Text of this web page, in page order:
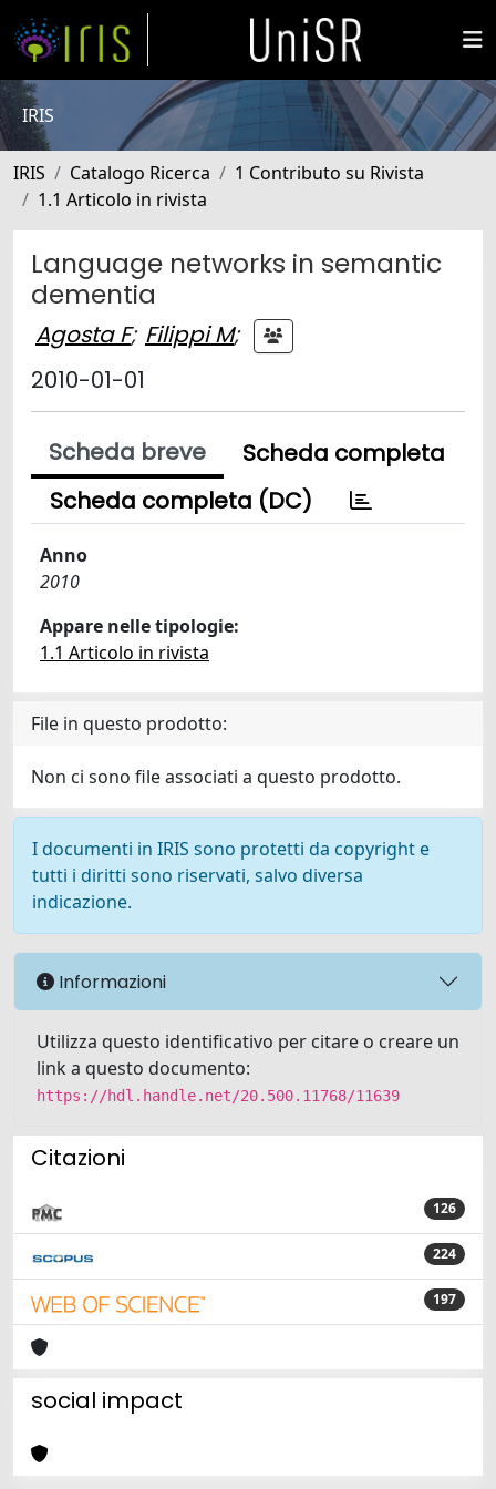
IRIS
IRIS Catalogo Ricerca
1 Contributo su Rivista
1.1 Articolo in rivista
Language networks in semantic
dementia
Agosta F; Filippi M;
2010-01-01
Scheda breve
Scheda completa
Scheda completa (DC)
Anno
2010
Appare nelle tipologie:
1.1 Articolo in rivista
File in questo prodotto:
Non ci sono file associati a questo prodotto.
I documenti in IRIS sono protetti da copyright e
tutti i diritti sono riservati, salvo diversa
indicazione.
Informazioni
Utilizza questo identificativo per citare o creare un
link a questo documento:
https://hdl.handle.net/20.500.11768/11639
Citazioni
126
224
197
social impact